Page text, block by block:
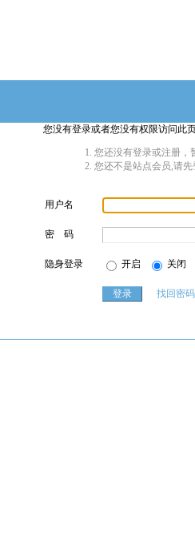
您没有登录或者您没有权限访问此
您还没有登录或注册，
您还不是站点会员,请
用户名
密 码
隐身登录 开启 关闭
找回密码